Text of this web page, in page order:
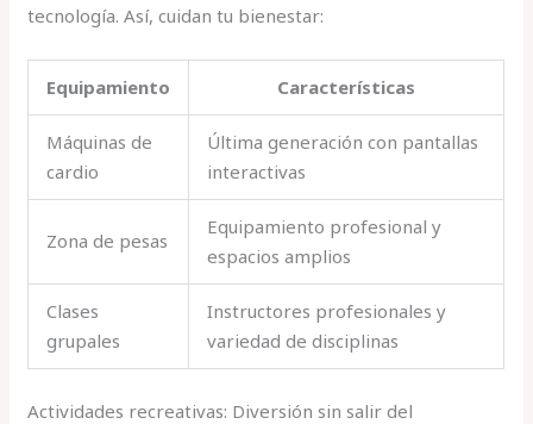
tecnología. Así, cuidan tu bienestar:
Equipamiento Características
Máquinas de
cardio
Última generación con pantallas
interactivas
Zona de pesas
Equipamiento profesional y
espacios amplios
Clases
grupales
Instructores profesionales y
variedad de disciplinas
Actividades recreativas: Diversión sin salir del